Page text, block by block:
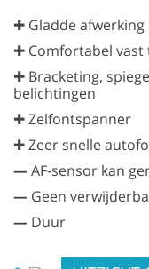
✚ Gladde afwerking
✚ Comfortabel vast
✚ Bracketing,
belichtingen
✚ Zelfontspanner
✚ Zeer snelle
—AF-sensor kan
— Geen
— Duur